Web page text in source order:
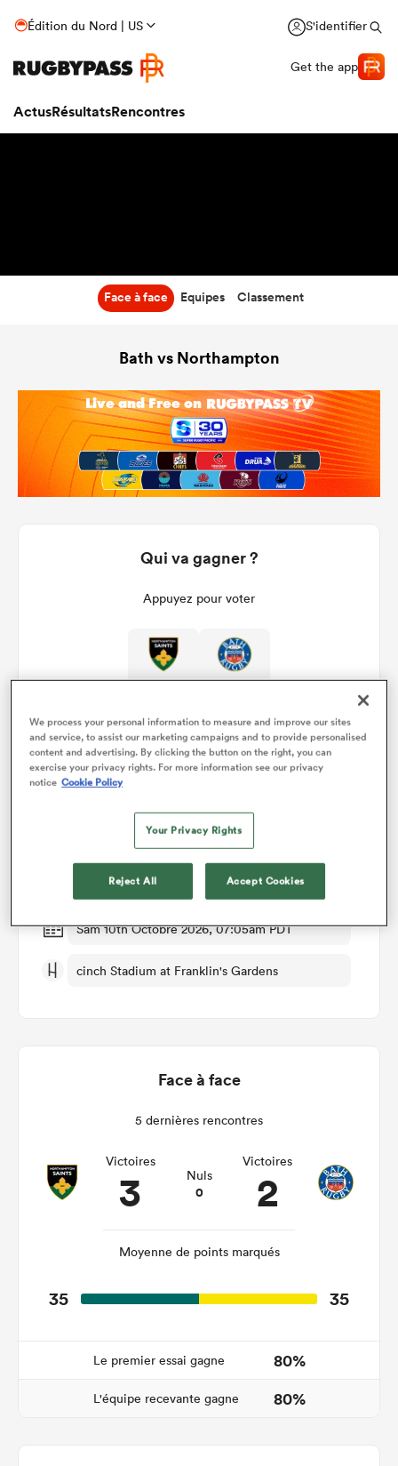
Édition du Nord | US S'identifier
Get the app
ActusRésultatsRencontres
Face à face Equipes Classement
Bath vs Northampton
Qui va gagner ?
Appuyez pour voter
Northampton v Bath
Manche 3
Sam 10th Octobre 2026, 07:05am PDT
cinch Stadium at Franklin's Gardens
Face à face
5 dernières rencontres
Victoires
3 Nuls
0
Victoires
2
Moyenne de points marqués
35 35
Le premier essai gagne 80%
L'équipe recevante gagne 80%
We process your personal information to measure and improve our sites
and service, to assist our marketing campaigns and to provide personalised
content and advertising. By clicking the button on the right, you can
exercise your privacy rights. For more information see our privacy
notice Cookie Policy
Your Privacy Rights
Reject All Accept Cookies